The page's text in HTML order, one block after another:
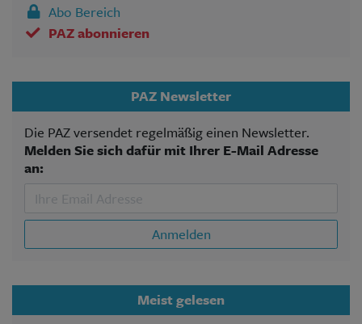
Abo Bereich
PAZ abonnieren
PAZ Newsletter
Die PAZ versendet regelmäßig einen Newsletter.
Melden Sie sich dafür mit Ihrer E-Mail Adresse
an:
Anmelden
Meist gelesen